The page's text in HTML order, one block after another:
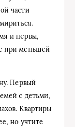
части
и нервы,
при меньшей
Первый
с детьми,
Квартиры
но учтите